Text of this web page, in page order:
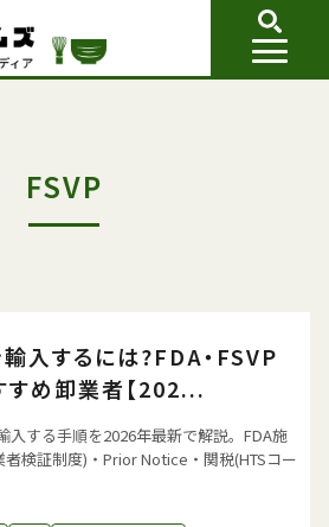
FSVP
入するには?FDA・FSVP
すめ卸業者【202...
入する手順を2026年最新で解説。FDA施
者検証制度)・Prior Notice・関税(HTSコー